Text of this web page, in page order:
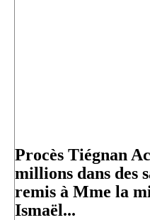
Procès Tiégnan
millions dans des
remis à Mme la
Ismaël...